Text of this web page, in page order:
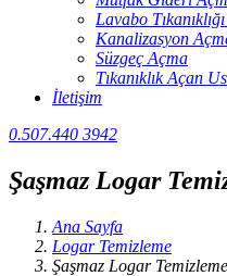
Lavabo
Kanalizasyon
Süzgeç Açma
Tıkanıklık Açan
İletişim
0.507.440 3942
Şaşmaz Logar
Ana Sayfa
Logar Temizleme
Şaşmaz Logar Temizleme